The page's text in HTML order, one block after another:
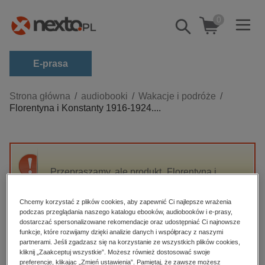
Pokaż/schowaj
wyszukiwarkę
0
E-prasa
Kategorie
Zobacz wszystkie E-prasa
budownictwo, aranżacja wnętrz
darmowe wydania
edukacja
hobby, sport, rozrywka
komputery, internet, technologie, informatyka
Strona główna audiobooki
Wakacje i podróże
Florentyna i Konstanty 1916-1924....
Przepraszamy, ale produkt „Florentyna i
High-contrast mode
Polecane
Chcemy korzystać z plików cookies, aby zapewnić Ci najlepsze wrażenia
podczas przeglądania naszego katalogu ebooków, audiobooków i e-prasy,
dostarczać spersonalizowane rekomendacje oraz udostępniać Ci najnowsze
funkcje, które rozwijamy dzięki analizie danych i współpracy z naszymi
partnerami. Jeśli zgadzasz się na korzystanie ze wszystkich plików cookies,
kliknij „Zaakceptuj wszystkie”. Możesz również dostosować swoje
preferencje, klikając „Zmień ustawienia”. Pamiętaj, że zawsze możesz